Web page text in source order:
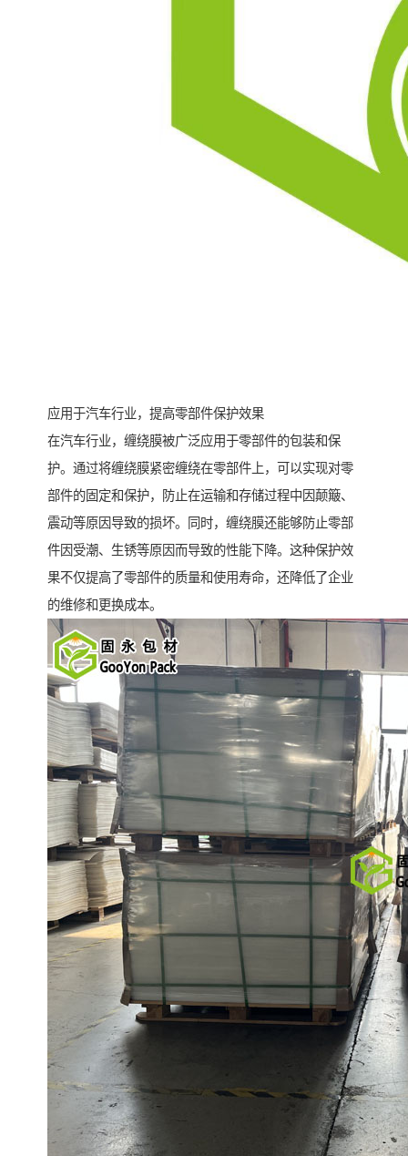
应用于汽车行业，提高零部件保护效果
在汽车行业，缠绕膜被广泛应用于零部件的包装和保
护。通过将缠绕膜紧密缠绕在零部件上，可以实现对零
部件的固定和保护，防止在运输和存储过程中因颠簸、
震动等原因导致的损坏。同时，缠绕膜还能够防止零部
件因受潮、生锈等原因而导致的性能下降。这种保护效
果不仅提高了零部件的质量和使用寿命，还降低了企业
的维修和更换成本。